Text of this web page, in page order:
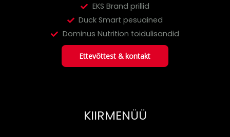
EKS Brand prillid
Duck Smart pesuained
Dominus Nutrition toidulisandid
Ettevõttest & kontakt
KIIRMENÜÜ